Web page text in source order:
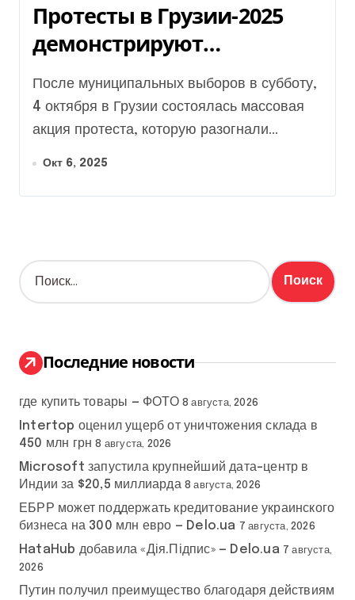
Протесты в Грузии-2025
демонстрируют
образование диктатуры в
стране
После муниципальных выборов в субботу,
4 октября в Грузии состоялась массовая
акция протеста, которую разогнали...
Окт 6, 2025
Н
а
:
Последние новости
где купить товары — ФОТО 8 августа, 2026
Intertop оценил ущерб от уничтожения склада в
450 млн грн 8 августа, 2026
Microsoft запустила крупнейший дата-центр в
Индии за $20,5 миллиарда 8 августа, 2026
ЕБРР может поддержать кредитование украинского
бизнеса на 300 млн евро — Delo.ua 7 августа, 2026
HataHub добавила «Дія.Підпис» — Delo.ua 7 августа,
2026
Путин получил преимущество благодаря действиям